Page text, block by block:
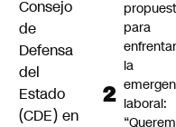
Consejo
de
Defensa
del
Estado
(CDE) en
para
enfrentar
la
laboral: